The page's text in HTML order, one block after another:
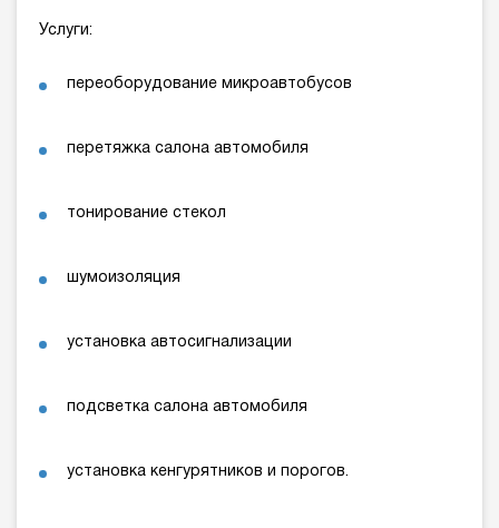
Услуги:
переоборудование микроавтобусов
перетяжка салона автомобиля
тонирование стекол
шумоизоляция
установка автосигнализации
подсветка салона автомобиля
установка кенгурятников и порогов.